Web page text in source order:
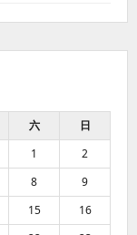
六
日
1
2
8
9
15
16